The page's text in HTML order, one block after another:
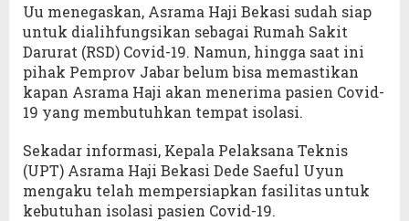
Uu menegaskan, Asrama Haji Bekasi sudah siap
untuk dialihfungsikan sebagai Rumah Sakit
Darurat (RSD) Covid-19. Namun, hingga saat ini
pihak Pemprov Jabar belum bisa memastikan
kapan Asrama Haji akan menerima pasien Covid-
19 yang membutuhkan tempat isolasi.
Sekadar informasi, Kepala Pelaksana Teknis
(UPT) Asrama Haji Bekasi Dede Saeful Uyun
mengaku telah mempersiapkan fasilitas untuk
kebutuhan isolasi pasien Covid-19.